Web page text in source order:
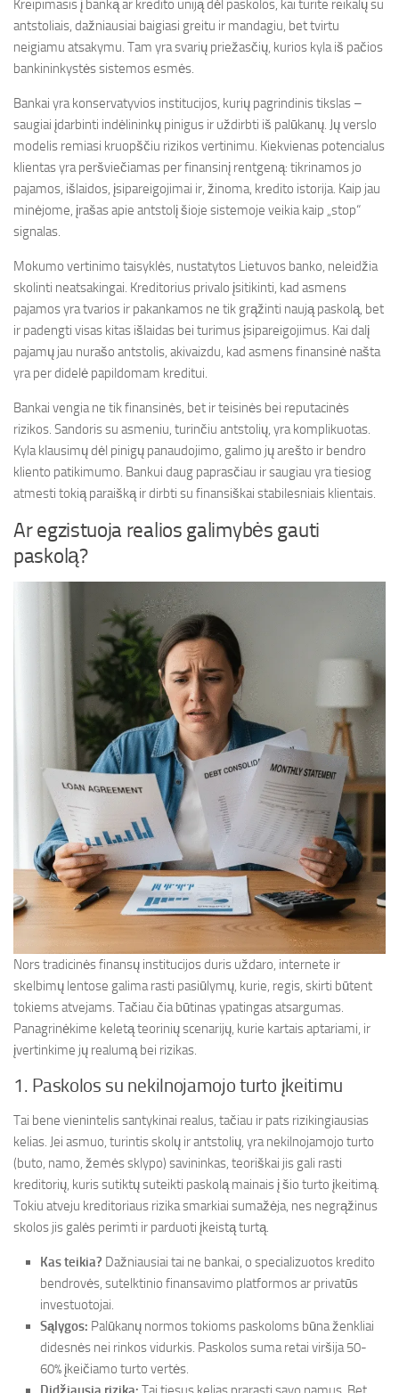
Kreipimasis į banką ar kredito uniją dėl paskolos, kai turite reikalų su
antstoliais, dažniausiai baigiasi greitu ir mandagiu, bet tvirtu
neigiamu atsakymu. Tam yra svarių priežasčių, kurios kyla iš pačios
bankininkystės sistemos esmės.
Bankai yra konservatyvios institucijos, kurių pagrindinis tikslas –
saugiai įdarbinti indėlininkų pinigus ir uždirbti iš palūkanų. Jų verslo
modelis remiasi kruopščiu rizikos vertinimu. Kiekvienas potencialus
klientas yra peršviečiamas per finansinį rentgeną: tikrinamos jo
pajamos, išlaidos, įsipareigojimai ir, žinoma, kredito istorija. Kaip jau
minėjome, įrašas apie antstolį šioje sistemoje veikia kaip „stop“
signalas.
Mokumo vertinimo taisyklės, nustatytos Lietuvos banko, neleidžia
skolinti neatsakingai. Kreditorius privalo įsitikinti, kad asmens
pajamos yra tvarios ir pakankamos ne tik grąžinti naują paskolą, bet
ir padengti visas kitas išlaidas bei turimus įsipareigojimus. Kai dalį
pajamų jau nurašo antstolis, akivaizdu, kad asmens finansinė našta
yra per didelė papildomam kreditui.
Bankai vengia ne tik finansinės, bet ir teisinės bei reputacinės
rizikos. Sandoris su asmeniu, turinčiu antstolių, yra komplikuotas.
Kyla klausimų dėl pinigų panaudojimo, galimo jų arešto ir bendro
kliento patikimumo. Bankui daug paprasčiau ir saugiau yra tiesiog
atmesti tokią paraišką ir dirbti su finansiškai stabilesniais klientais.
Ar egzistuoja realios galimybės gauti
paskolą?
Nors tradicinės finansų institucijos duris uždaro, internete ir
skelbimų lentose galima rasti pasiūlymų, kurie, regis, skirti būtent
tokiems atvejams. Tačiau čia būtinas ypatingas atsargumas.
Panagrinėkime keletą teorinių scenarijų, kurie kartais aptariami, ir
įvertinkime jų realumą bei rizikas.
1. Paskolos su nekilnojamojo turto įkeitimu
Tai bene vienintelis santykinai realus, tačiau ir pats rizikingiausias
kelias. Jei asmuo, turintis skolų ir antstolių, yra nekilnojamojo turto
(buto, namo, žemės sklypo) savininkas, teoriškai jis gali rasti
kreditorių, kuris sutiktų suteikti paskolą mainais į šio turto įkeitimą.
Tokiu atveju kreditoriaus rizika smarkiai sumažėja, nes negrąžinus
skolos jis galės perimti ir parduoti įkeistą turtą.
Kas teikia? Dažniausiai tai ne bankai, o specializuotos kredito
bendrovės, sutelktinio finansavimo platformos ar privatūs
investuotojai.
Sąlygos: Palūkanų normos tokioms paskoloms būna ženkliai
didesnės nei rinkos vidurkis. Paskolos suma retai viršija 50-
60% įkeičiamo turto vertės.